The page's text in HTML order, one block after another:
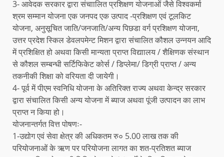
3- आवेदक सरकार द्वारा संचाालित प्रशिक्षण योजनाओं जैसे विश्वकर्मा
श्रम सम्मान योजना एक जनपद एक उत्पाद -प्रशिक्षण एवं टूलकिट
योजना, अनुसूचित जाति/जनजाति/अन्य पिछडा वर्ग प्रशिक्षण योजना,
उत्तर प्रदेश स्किल डेवलपमेन्ट मिशन द्वारा संचालित कौशल उन्नयन आदि
में प्रशिक्षित हो अथवा किसी मान्यता प्राप्त विद्याालय / शैक्षिणक संस्थान
से कौशल सम्बन्धी सर्टिफिकेट कोर्स / डिप्लेमा/ डिग्री प्राप्त / अन्य
तकनीकी शिक्षा को वरियता दी जायेगी।
4- पूर्व में पीएम स्वनिधि योजना के अतिरिक्त राज्य अथवा केन्द्र सरकार
द्वारा संचालित किसी अन्य योजना में ब्याज अथवा पूंजी उत्पादन का लाभ
प्राप्त न किया हो।
योजनान्तर्गत वित्त पोषणः-
1-उद्योग एवं सेवा क्षेत्र की अधिकतम रु० 5.00 लाख तक की
परियोजनाओं के ऋण पर परियोजना लागत का शत-प्रतिशत ब्याज